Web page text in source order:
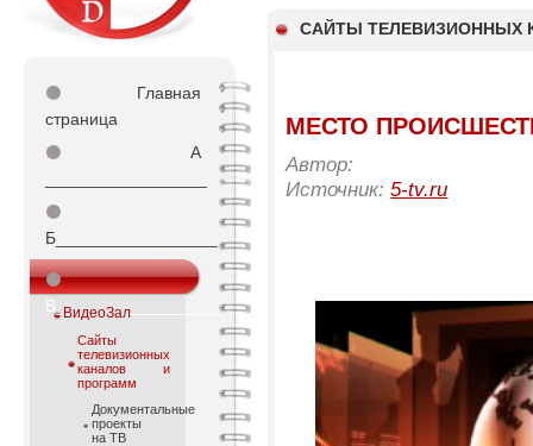
CАЙТЫ ТЕЛЕВИЗИОННЫХ
⚫
Главная
страница
⚫
А
⚫
Б_________________
⚫
В_________________
ВидеоЗал
Cайты
телевизионных
каналов и
программ
Документальные
проекты
на ТВ
МЕСТО
Автор:
Источник:5-tv.ru